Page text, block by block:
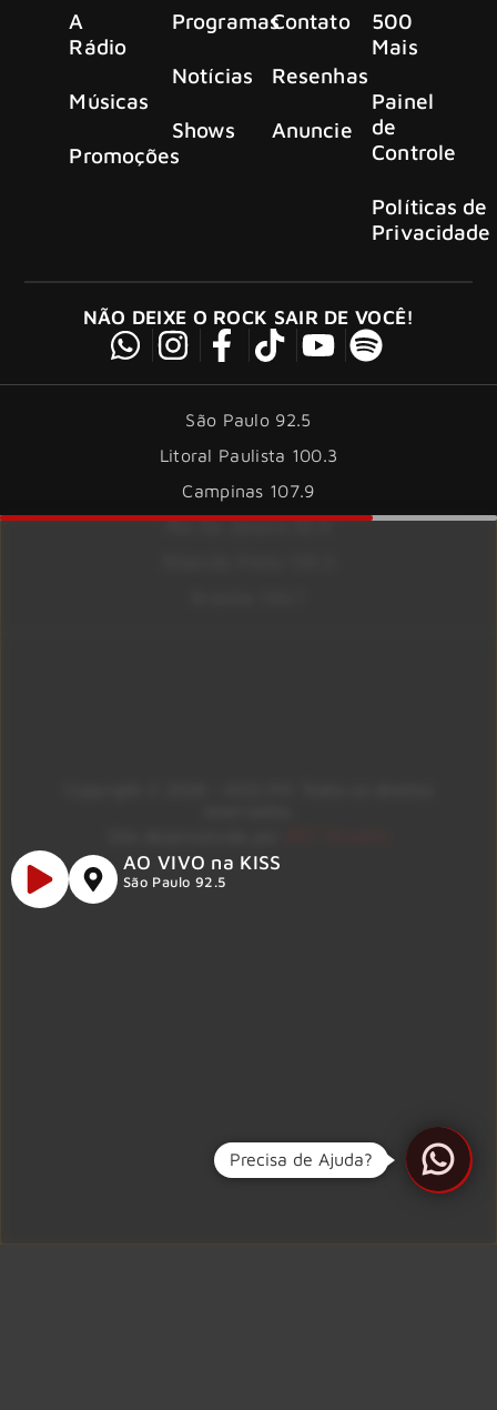
A
Rádio
Músicas
Promoções
Programas
Notícias
Shows
Contato
Resenhas
Anuncie
500
Mais
Painel
de
Controle
Políticas de
Privacidade
NÃO DEIXE O ROCK SAIR DE VOCÊ!
São Paulo 92.5
Litoral Paulista 100.3
Campinas 107.9
Rio De Janeiro 92.9
Precisa de Ajuda?
AO VIVO na KISS
São Paulo 92.5